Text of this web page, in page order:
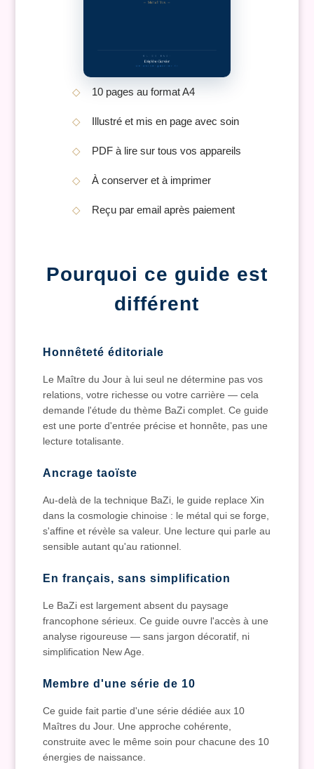
◇ 10 pages au format A4
◇ Illustré et mis en page avec soin
◇ PDF à lire sur tous vos appareils
◇ À conserver et à imprimer
◇ Reçu par email après paiement
Pourquoi ce guide est
différent
Honnêteté éditoriale
Le Maître du Jour à lui seul ne détermine pas vos
relations, votre richesse ou votre carrière — cela
demande l'étude du thème BaZi complet. Ce guide
est une porte d'entrée précise et honnête, pas une
lecture totalisante.
Ancrage taoïste
Au-delà de la technique BaZi, le guide replace Xin
dans la cosmologie chinoise : le métal qui se forge,
s'affine et révèle sa valeur. Une lecture qui parle au
sensible autant qu'au rationnel.
En français, sans simplification
Le BaZi est largement absent du paysage
francophone sérieux. Ce guide ouvre l'accès à une
analyse rigoureuse — sans jargon décoratif, ni
simplification New Age.
Membre d'une série de 10
Ce guide fait partie d'une série dédiée aux 10
Maîtres du Jour. Une approche cohérente,
construite avec le même soin pour chacune des 10
énergies de naissance.